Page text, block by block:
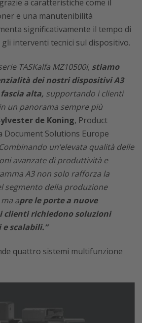
a caratteristiche come il
e una manutenibilità
significativamente il tempo di
interventi tecnici sul dispositivo.
TASKalfa MZ10500i, stiamo
dei nostri dispositivi A3
alta, supportando i clienti
un panorama sempre più
de Koning, Product
Document Solutions Europe
Combinando un’elevata qualità delle
avanzate di produttività e
A3 non solo rafforza la
segmento della produzione
apre le porte a nuove
clienti richiedono soluzioni
scalabili.”
quattro sistemi multifunzione